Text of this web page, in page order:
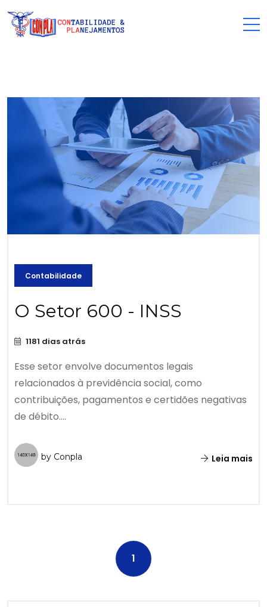
Contabilidade
O Setor 600 - INSS
1181 dias atrás
Esse setor envolve documentos legais
relacionados à previdência social, como
contribuições, pagamentos e certidões negativas
de débito....
by Conpla Leia mais
1